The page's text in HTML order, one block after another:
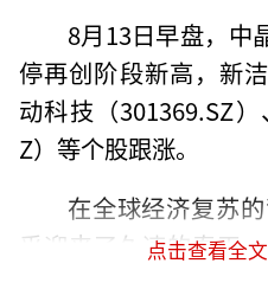
8月13日早盘，中
停再创阶段新高，新
动科技（301369.SZ
Z）等个股跟涨。
在全球经济复苏
乎迎来了久违的春天
点击查看全